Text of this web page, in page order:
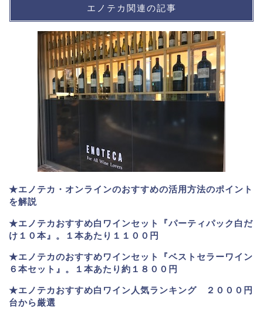
エノテカ関連の記事
★エノテカ・オンラインのおすすめの活用方法のポイント
を解説
★エノテカおすすめ白ワインセット『パーティパック白だ
け１０本』。１本あたり１１００円
★エノテカのおすすめワインセット『ベストセラーワイン
６本セット』。
１本あたり約１８００円
★エノテカおすすめ白ワイン人気ランキング ２０００円
台から厳選